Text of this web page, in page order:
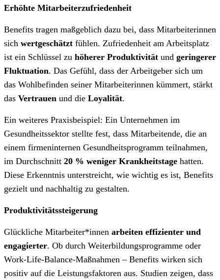
Erhöhte Mitarbeiterzufriedenheit
Benefits tragen maßgeblich dazu bei, dass Mitarbeiterinnen
sich wertgeschätzt fühlen. Zufriedenheit am Arbeitsplatz
ist ein Schlüssel zu höherer Produktivität und geringerer
Fluktuation. Das Gefühl, dass der Arbeitgeber sich um
das Wohlbefinden seiner Mitarbeiterinnen kümmert, stärkt
das Vertrauen und die Loyalität.
Ein weiteres Praxisbeispiel: Ein Unternehmen im
Gesundheitssektor stellte fest, dass Mitarbeitende, die an
einem firmeninternen Gesundheitsprogramm teilnahmen,
im Durchschnitt 20 % weniger Krankheitstage hatten.
Diese Erkenntnis unterstreicht, wie wichtig es ist, Benefits
gezielt und nachhaltig zu gestalten.
Produktivitätssteigerung
Glückliche Mitarbeiter*innen arbeiten effizienter und
engagierter. Ob durch Weiterbildungsprogramme oder
Work-Life-Balance-Maßnahmen – Benefits wirken sich
positiv auf die Leistungsfaktoren aus. Studien zeigen, dass